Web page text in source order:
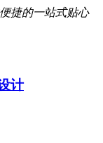
捷的一站式贴心
计